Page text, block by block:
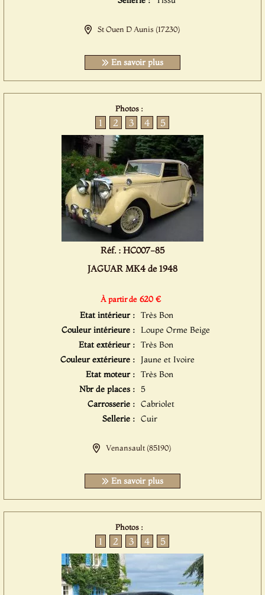
St Ouen D Aunis (17230)
En savoir plus
Photos :
1 2 3 4 5
Réf. : HC007-85
JAGUAR MK4 de 1948
À partir de 620 €
Etat intérieur : Très Bon
Couleur intérieure : Loupe Orme Beige
Etat extérieur : Très Bon
Couleur extérieure : Jaune et Ivoire
Etat moteur : Très Bon
Nbr de places : 5
Carrosserie : Cabriolet
Sellerie : Cuir
Venansault (85190)
En savoir plus
Photos :
1 2 3 4 5